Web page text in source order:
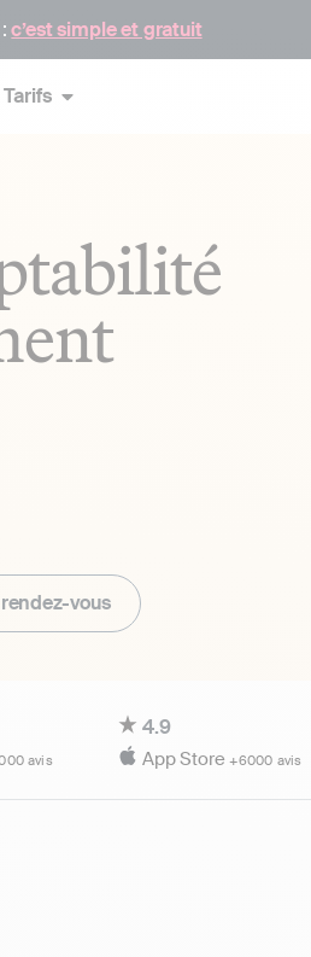
:c’est simple et gratuit
Tarifs
vous
avis
4.9
App Store+6000 avis